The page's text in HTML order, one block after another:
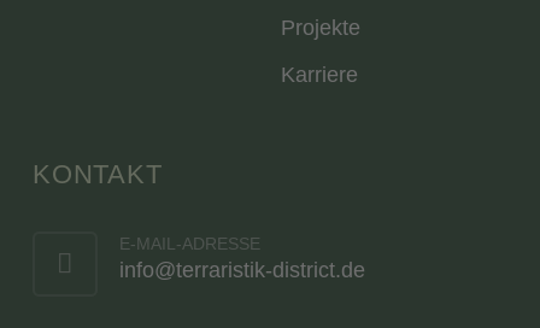
Projekte
Karriere
KONTAKT
E-MAIL-ADRESSE
info@terraristik-district.de